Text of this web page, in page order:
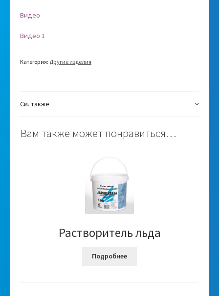
Видео
Видео 1
Категория: Другие изделия
См. также
Вам также может понравиться…
Растворитель льда
Подробнее